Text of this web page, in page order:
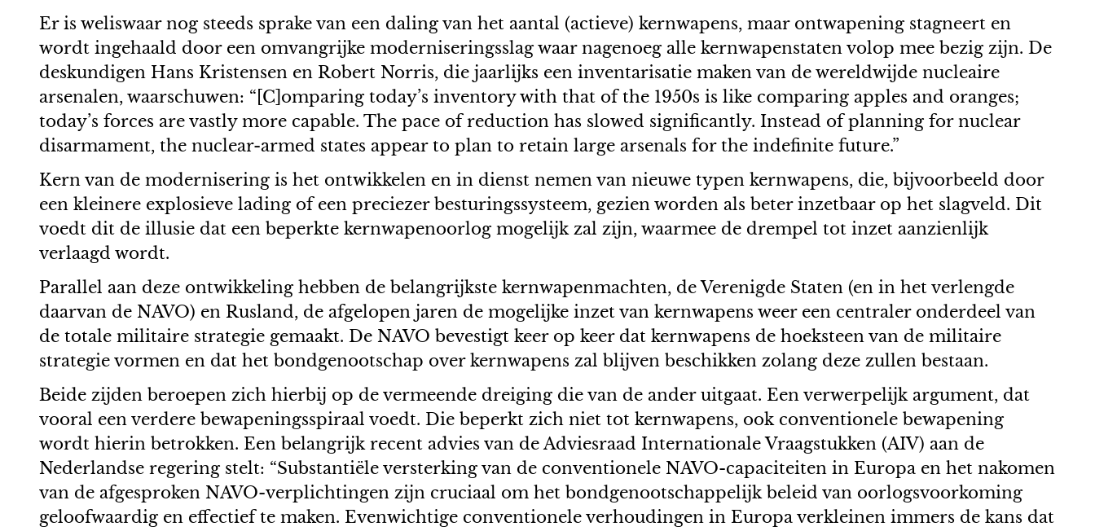
Er is weliswaar nog steeds sprake van een daling van het aantal (actieve) kernwapens, maar ontwapening stagneert en
wordt ingehaald door een omvangrijke moderniseringsslag waar nagenoeg alle kernwapenstaten volop mee bezig zijn. De
deskundigen Hans Kristensen en Robert Norris, die jaarlijks een inventarisatie maken van de wereldwijde nucleaire
arsenalen, waarschuwen: “[C]omparing today’s inventory with that of the 1950s is like comparing apples and oranges;
today’s forces are vastly more capable. The pace of reduction has slowed significantly. Instead of planning for nuclear
disarmament, the nuclear-armed states appear to plan to retain large arsenals for the indefinite future.”
Kern van de modernisering is het ontwikkelen en in dienst nemen van nieuwe typen kernwapens, die, bijvoorbeeld door
een kleinere explosieve lading of een preciezer besturingssysteem, gezien worden als beter inzetbaar op het slagveld. Dit
voedt dit de illusie dat een beperkte kernwapenoorlog mogelijk zal zijn, waarmee de drempel tot inzet aanzienlijk
verlaagd wordt.
Parallel aan deze ontwikkeling hebben de belangrijkste kernwapenmachten, de Verenigde Staten (en in het verlengde
daarvan de NAVO) en Rusland, de afgelopen jaren de mogelijke inzet van kernwapens weer een centraler onderdeel van
de totale militaire strategie gemaakt. De NAVO bevestigt keer op keer dat kernwapens de hoeksteen van de militaire
strategie vormen en dat het bondgenootschap over kernwapens zal blijven beschikken zolang deze zullen bestaan.
Beide zijden beroepen zich hierbij op de vermeende dreiging die van de ander uitgaat. Een verwerpelijk argument, dat
vooral een verdere bewapeningsspiraal voedt. Die beperkt zich niet tot kernwapens, ook conventionele bewapening
wordt hierin betrokken. Een belangrijk recent advies van de Adviesraad Internationale Vraagstukken (AIV) aan de
Nederlandse regering stelt: “Substantiële versterking van de conventionele NAVO-capaciteiten in Europa en het nakomen
van de afgesproken NAVO-verplichtingen zijn cruciaal om het bondgenootschappelijk beleid van oorlogsvoorkoming
geloofwaardig en effectief te maken. Evenwichtige conventionele verhoudingen in Europa verkleinen immers de kans dat